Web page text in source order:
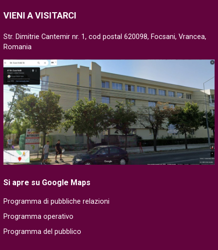
VIENI A VISITARCI
Str. Dimitrie Cantemir nr. 1, cod postal 620098, Focsani, Vrancea,
Romania
Si apre su Google Maps
Programma di pubbliche relazioni
Programma operativo
Programma del pubblico